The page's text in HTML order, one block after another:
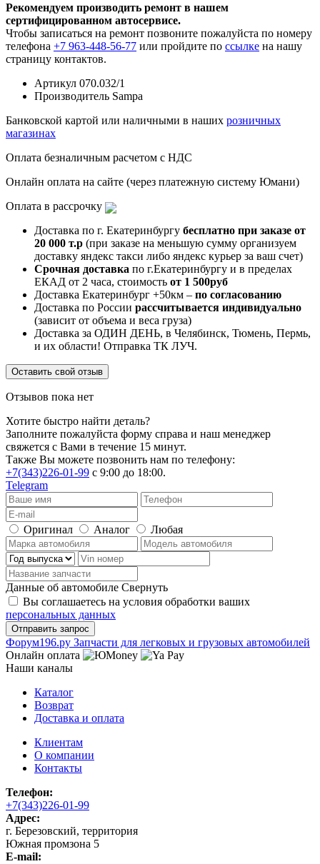
Рекомендуем производить ремонт в нашем
сертифицированном автосервисе.
Чтобы записаться на ремонт позвоните пожалуйста по номеру
телефона +7 963-448-56-77 или пройдите по ссылке на нашу
страницу контактов.
Артикул 070.032/1
Производитель Sampa
Банковской картой или наличными в наших розничных
магазинах
Оплата безналичным расчетом с НДС
Онлайн оплата на сайте (через платежную систему Юмани)
Оплата в рассрочку
Доставка по г. Екатеринбургу бесплатно при заказе от
20 000 т.р (при заказе на меньшую сумму организуем
доставку яндекс такси либо яндекс курьер за ваш счет)
Срочная доставка по г.Екатеринбургу и в пределах
ЕКАД от 2 часа, стоимость от 1 500руб
Доставка Екатеринбург +50км – по согласованию
Доставка по России рассчитывается индивидуально
(зависит от объема и веса груза)
Доставка за ОДИН ДЕНЬ, в Челябинск, Тюмень, Пермь,
и их области! Отправка ТК ЛУЧ.
Оставить свой отзыв
Отзывов пока нет
Хотите быстро найти деталь?
Заполните пожалуйста форму справа и наш менеджер
свяжется с Вами в течение 15 минут.
Также Вы можете позвонить нам по телефону:
+7(343)226-01-99 с 9:00 до 18:00.
Telegram
Оригинал Аналог Любая
Данные об автомобиле Свернуть
Вы соглашаетесь на условия обработки ваших
персональных данных
Фoрум196.ру Запчасти для легковых и грузовых автомобилей
Онлайн оплата
Наши каналы
Каталог
Возврат
Доставка и оплата
Клиентам
О компании
Контакты
Телефон:
+7(343)226-01-99
Адрес:
г. Березовский, территория
Южная промзона 5
E-mail: